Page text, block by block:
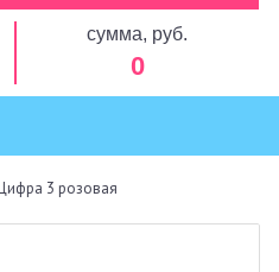
сумма, руб.
0
3 розовая